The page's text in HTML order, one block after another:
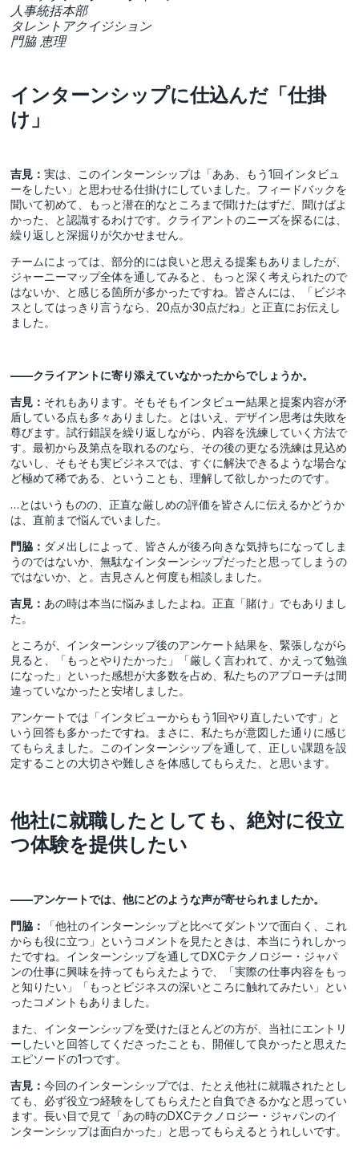
人事統括本部
タレントアクイジション
門脇 恵理
インターンシップに仕込んだ「仕掛
け」
吉見：実は、このインターンシップは「ああ、もう1回インタビュ
ーをしたい」と思わせる仕掛けにしていました。フィードバックを
聞いて初めて、もっと潜在的なところまで聞けたはずだ、聞けばよ
かった、と認識するわけです。クライアントのニーズを探るには、
繰り返しと深掘りが欠かせません。
チームによっては、部分的には良いと思える提案もありましたが、
ジャーニーマップ全体を通してみると、もっと深く考えられたので
はないか、と感じる箇所が多かったですね。皆さんには、「ビジネ
スとしてはっきり言うなら、20点か30点だね」と正直にお伝えし
ました。
――クライアントに寄り添えていなかったからでしょうか。
吉見： それもあります。そもそもインタビュー結果と提案内容が矛
盾している点も多々ありました。とはいえ、デザイン思考は失敗を
尊びます。試行錯誤を繰り返しながら、内容を洗練していく方法で
す。最初から及第点を取れるのなら、その後の更なる洗練は見込め
ないし、そもそも実ビジネスでは、すぐに解決できるような場合な
ど極めて稀である、ということも、理解して欲しかったのです。
…とはいうものの、正直な厳しめの評価を皆さんに伝えるかどうか
は、直前まで悩んでいました。
門脇： ダメ出しによって、皆さんが後ろ向きな気持ちになってしま
うのではないか、無駄なインターンシップだったと思ってしまうの
ではないか、と。吉見さんと何度も相談しました。
吉見： あの時は本当に悩みましたよね。正直「賭け」でもありまし
た。
ところが、インターンシップ後のアンケート結果を、緊張しながら
見ると、「もっとやりたかった」「厳しく言われて、かえって勉強
になった」といった感想が大多数を占め、私たちのアプローチは間
違っていなかったと安堵しました。
アンケートでは「インタビューからもう1回やり直したいです」と
いう回答も多かったですね。まさに、私たちが意図した通りに感じ
てもらえました。このインターンシップを通して、正しい課題を設
定することの大切さや難しさを体感してもらえた、と思います。
他社に就職したとしても、絶対に役立
つ体験を提供したい
――アンケートでは、他にどのような声が寄せられましたか。
門脇：
「他社のインターンシップと比べてダントツで面白く、これ
からも役に立つ」というコメントを見たときは、本当にうれしかっ
たですね。インターンシップを通してDXCテクノロジー・ジャパ
ンの仕事に興味を持ってもらえたようで、「実際の仕事内容をもっ
と知りたい」「もっとビジネスの深いところに触れてみたい」とい
ったコメントもありました。
また、インターンシップを受けたほとんどの方が、当社にエントリ
ーしたいと回答してくださったことも、開催して良かったと思えた
エピソードの1つです。
吉見：今回のインターンシップでは、たとえ他社に就職されたとし
ても、必ず役立つ経験をしてもらえたと自負できるかなと思ってい
ます。長い目で見て「あの時のDXCテクノロジー・ジャパンのイ
ンターンシップは面白かった」と思ってもらえるとうれしいです。